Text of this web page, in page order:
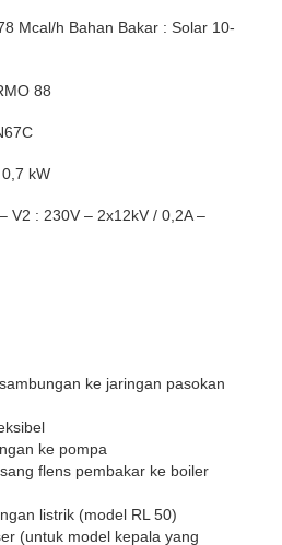
Mcal/h Bahan Bakar : Solar 10-
88
kW
V2 : 230V – 2x12kV / 0,2A –
ke jaringan pasokan
ke pompa
flens pembakar ke boiler
listrik (model RL 50)
(untuk model kepala yang